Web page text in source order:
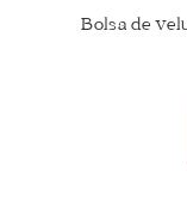
Bolsa de